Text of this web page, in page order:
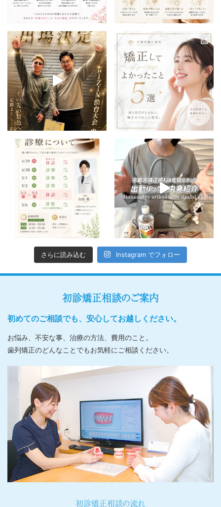
さらに読み込む Instagram でフォロー
初診矯正相談のご案内
初めてのご相談でも、安心してお越しください。
お悩み、不安な事、治療の方法、費用のこと。
歯列矯正のどんなことでもお気軽にご相談ください。
初診矯正相談の流れ